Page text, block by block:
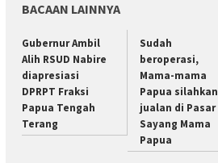
BACAAN LAINNYA
Gubernur Ambil
Alih RSUD Nabire
diapresiasi
DPRPT Fraksi
Papua Tengah
Terang
Sudah
beroperasi,
Mama-mama
Papua silahkan
jualan di Pasar
Sayang Mama
Papua